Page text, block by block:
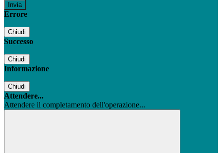
Errore
Chiudi
Successo
Chiudi
Informazione
Chiudi
Attendere...
Attendere il completamento dell'operazione...